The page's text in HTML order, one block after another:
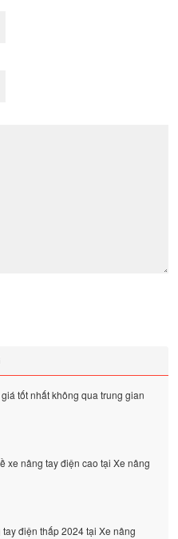
tốt nhất không qua trung gian
xe nâng tay điện cao tại Xe nâng
điện thấp 2024 tại Xe nâng